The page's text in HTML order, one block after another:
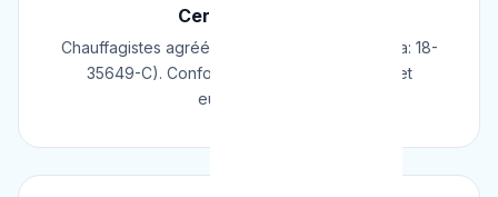
Certifié & Agréé
Chauffagistes agréés Cerga/Cedicol (N° Cerga: 18-
35649-C). Conformes aux normes belges et
européennes.